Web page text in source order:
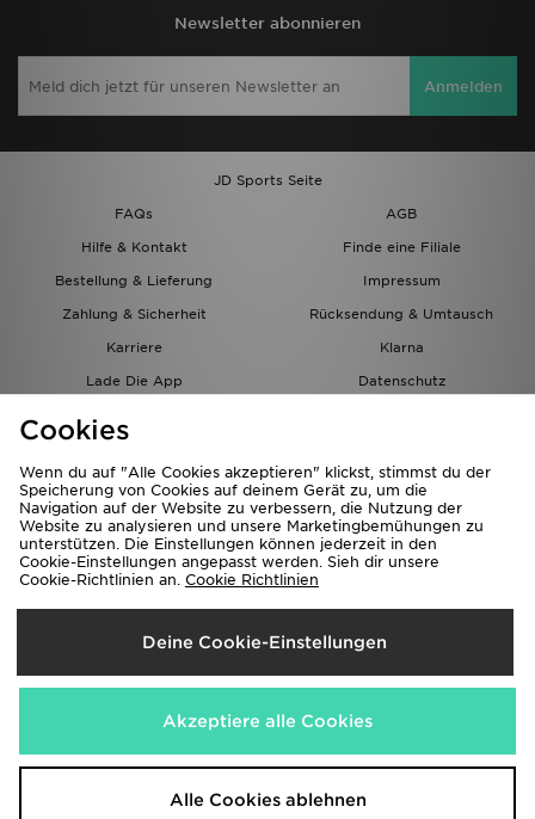
Newsletter abonnieren
Anmelden
JD Sports Seite
FAQs
AGB
Hilfe & Kontakt
Finde eine Filiale
Bestellung & Lieferung
Impressum
Zahlung & Sicherheit
Rücksendung & Umtausch
Karriere
Klarna
Lade Die App
Datenschutz
Lieferung Nach
Österreich
Wir akzeptieren folgende Zahlungsmethoden
Corporate Website www.jdplc.com
Cookies
Wenn du auf "Alle Cookies akzeptieren" klickst, stimmst du der
Speicherung von Cookies auf deinem Gerät zu, um die
Navigation auf der Website zu verbessern, die Nutzung der
Website zu analysieren und unsere Marketingbemühungen zu
unterstützen. Die Einstellungen können jederzeit in den
Cookie-Einstellungen angepasst werden. Sieh dir unsere
Cookie-Richtlinien an. Cookie Richtlinien
Deine Cookie-Einstellungen
Akzeptiere alle Cookies
Alle Cookies ablehnen